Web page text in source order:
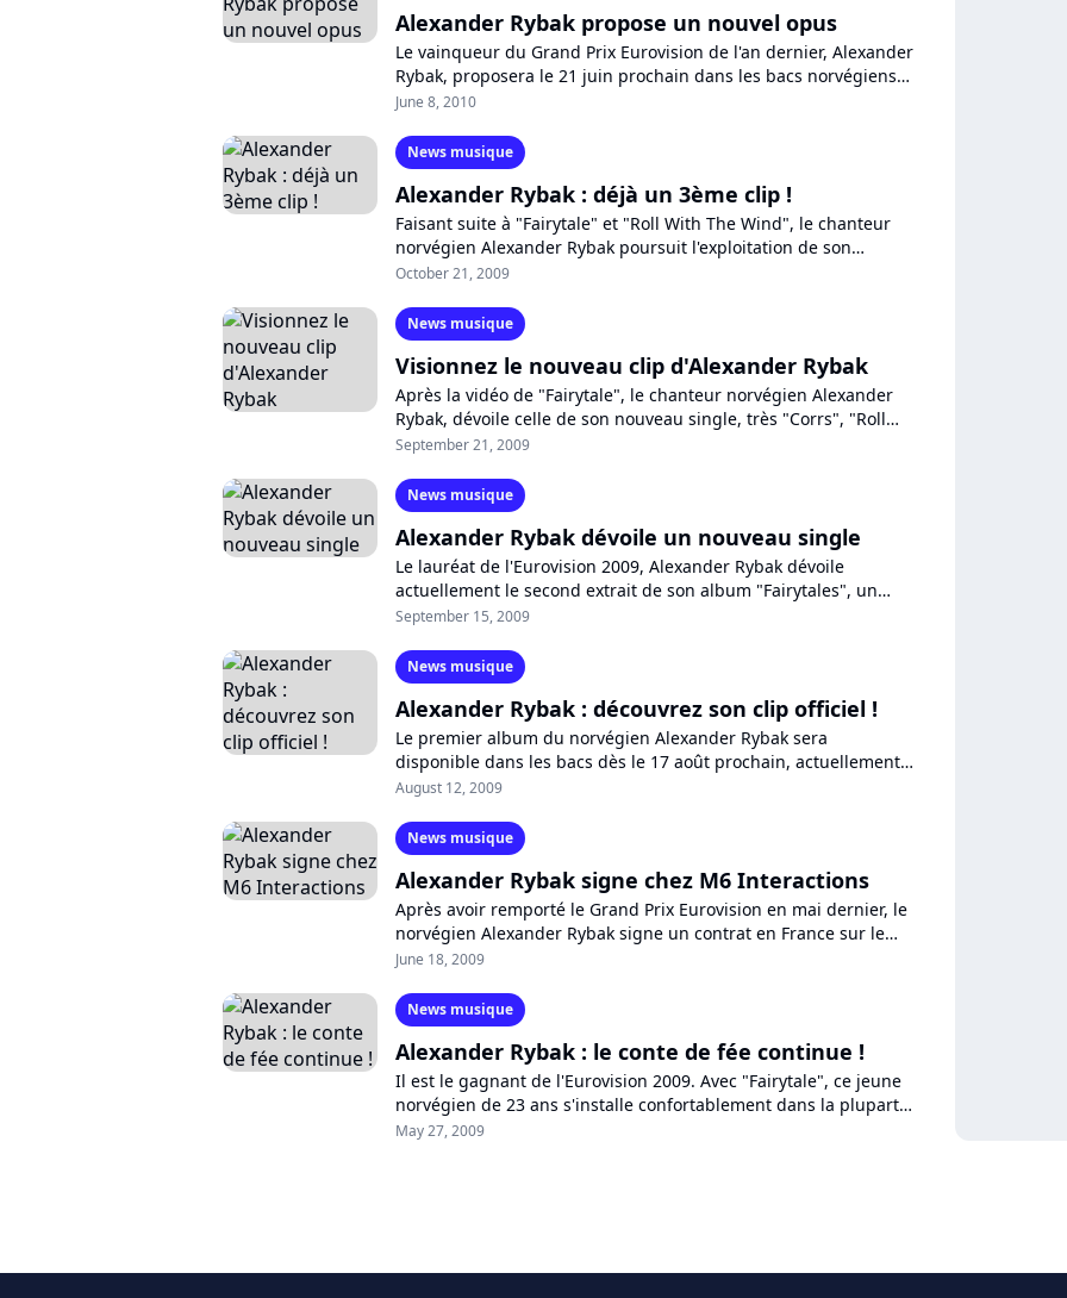
Alexander Rybak propose un nouvel opus
Le vainqueur du Grand Prix Eurovision de l'an dernier, Alexander
Rybak, proposera le 21 juin prochain dans les bacs norvégiens,
une suite à son premier...
June 8, 2010
News musique
Alexander Rybak : déjà un 3ème clip !
Faisant suite à "Fairytale" et "Roll With The Wind", le chanteur
norvégien Alexander Rybak poursuit l'exploitation de son
premier album avec un déjà troisième...
October 21, 2009
News musique
Visionnez le nouveau clip d'Alexander Rybak
Après la vidéo de "Fairytale", le chanteur norvégien Alexander
Rybak, dévoile celle de son nouveau single, très "Corrs", "Roll
With The Wind" : découvrez...
September 21, 2009
News musique
Alexander Rybak dévoile un nouveau single
Le lauréat de l'Eurovision 2009, Alexander Rybak dévoile
actuellement le second extrait de son album "Fairytales", un
opus qui s'est classé Top 21 à sa...
September 15, 2009
News musique
Alexander Rybak : découvrez son clip officiel !
Le premier album du norvégien Alexander Rybak sera
disponible dans les bacs dès le 17 août prochain, actuellement
porté par la chanson lauréate de l'Eurovision...
August 12, 2009
News musique
Alexander Rybak signe chez M6 Interactions
Après avoir remporté le Grand Prix Eurovision en mai dernier, le
norvégien Alexander Rybak signe un contrat en France sur le
label M6 Interactions, pour...
June 18, 2009
News musique
Alexander Rybak : le conte de fée continue !
Il est le gagnant de l'Eurovision 2009. Avec "Fairytale", ce jeune
norvégien de 23 ans s'installe confortablement dans la plupart
des charts européens,...
May 27, 2009